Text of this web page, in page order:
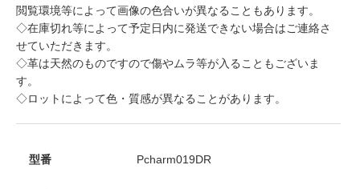
閲覧環境等によって画像の色合いが異なることもあります。
◇在庫切れ等によって予定日内に発送できない場合はご連絡さ
せていただきます。
◇革は天然のものですので傷やムラ等が入ることもございま
す。
◇ロットによって色・質感が異なることがあります。
型番 Pcharm019DR